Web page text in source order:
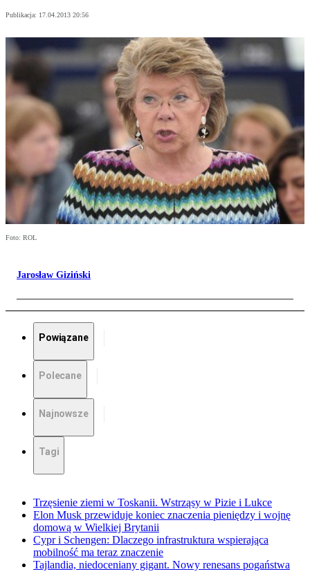
Publikacja: 17.04.2013 20:56
Foto: ROL
Jarosław Giziński
Powiązane
Polecane
Najnowsze
Tagi
Trzęsienie ziemi w Toskanii. Wstrząsy w Pizie i Lukce
Elon Musk przewiduje koniec znaczenia pieniędzy i wojnę
domową w Wielkiej Brytanii
Cypr i Schengen: Dlaczego infrastruktura wspierająca
mobilność ma teraz znaczenie
Tajlandia, niedoceniany gigant. Nowy renesans pogaństwa